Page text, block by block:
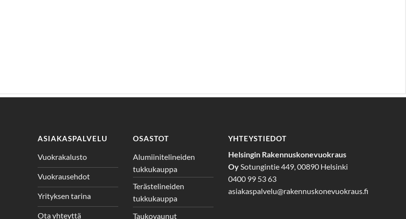
ASIAKASPALVELU
Vuokrakalusto
Vuokrausehdot
Yrityksen tarina
Ota yhteyttä
OSASTOT
Alumiinitelineiden
tukkukauppa
Terästelineiden
tukkukauppa
Taukovaunut
YHTEYSTIEDOT
Helsingin Rakennuskonevuokraus
Oy Sotungintie 449, 00890 Helsinki
0400 99 53 63
asiakaspalvelu@rakennuskonevuokraus.fi